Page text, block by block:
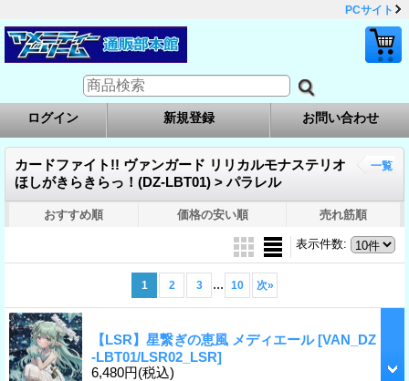
PCサイト
ログイン 新規登録 お問い合わせ
カードファイト!! ヴァンガード リリカルモナステリオ
ほしがきらきらっ！(DZ-LBT01) > パラレル
一覧
おすすめ順 価格の安い順 売れ筋順
表示件数:
1 2 3 ... 10 次»
【LSR】星繋ぎの恵風 メディエール[VAN_DZ
-LBT01/LSR02_LSR]
6,480円(税込)